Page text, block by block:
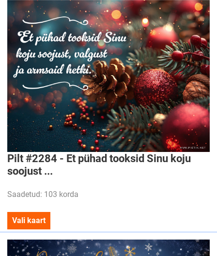
Pilt #2284 - Et pühad tooksid Sinu koju
soojust ...
Saadetud: 103 korda
Vali kaart